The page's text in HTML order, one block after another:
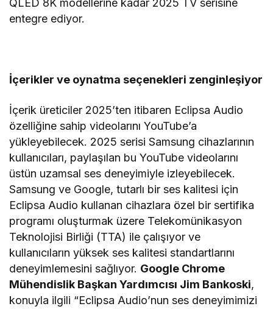
QLED 8K modellerine kadar 2025 TV serisine
entegre ediyor.
İçerikler ve oynatma seçenekleri zenginleşiyor
İçerik üreticiler 2025’ten itibaren Eclipsa Audio
özelliğine sahip videolarını YouTube’a
yükleyebilecek. 2025 serisi Samsung cihazlarının
kullanıcıları, paylaşılan bu YouTube videolarını
üstün uzamsal ses deneyimiyle izleyebilecek.
Samsung ve Google, tutarlı bir ses kalitesi için
Eclipsa Audio kullanan cihazlara özel bir sertifika
programı oluşturmak üzere Telekomünikasyon
Teknolojisi Birliği (TTA) ile çalışıyor ve
kullanıcıların yüksek ses kalitesi standartlarını
deneyimlemesini sağlıyor. Google Chrome
Mühendislik Başkan Yardımcısı Jim Bankoski,
konuyla ilgili “Eclipsa Audio’nun ses deneyimimizi